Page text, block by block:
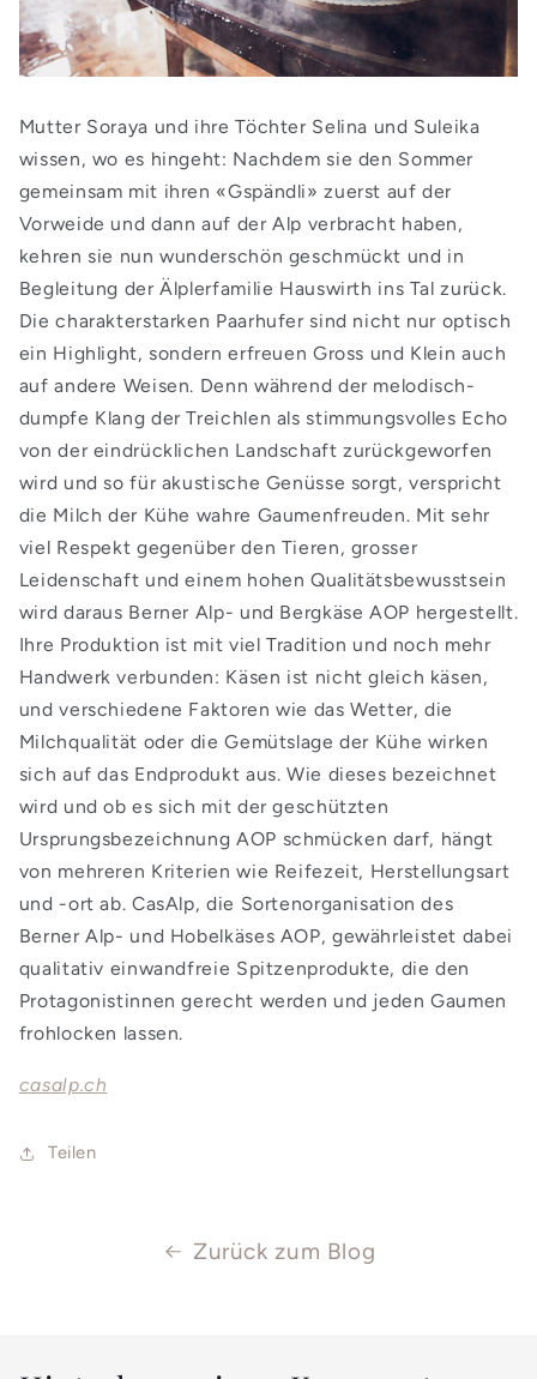
Mutter Soraya und ihre Töchter Selina und Suleika
wissen, wo es hingeht: Nachdem sie den Sommer
gemeinsam mit ihren «Gspändli» zuerst auf der
Vorweide und dann auf der Alp verbracht haben,
kehren sie nun wunderschön geschmückt und in
Begleitung der Älplerfamilie Hauswirth ins Tal zurück.
Die charakterstarken Paarhufer sind nicht nur optisch
ein Highlight, sondern erfreuen Gross und Klein auch
auf andere Weisen. Denn während der melodisch-
dumpfe Klang der Treichlen als stimmungsvolles Echo
von der eindrücklichen Landschaft zurückgeworfen
wird und so für akustische Genüsse sorgt, verspricht
die Milch der Kühe wahre Gaumenfreuden. Mit sehr
viel Respekt gegenüber den Tieren, grosser
Leidenschaft und einem hohen Qualitätsbewusstsein
wird daraus Berner Alp- und Bergkäse AOP hergestellt.
Ihre Produktion ist mit viel Tradition und noch mehr
Handwerk verbunden: Käsen ist nicht gleich käsen,
und verschiedene Faktoren wie das Wetter, die
Milchqualität oder die Gemütslage der Kühe wirken
sich auf das Endprodukt aus. Wie dieses bezeichnet
wird und ob es sich mit der geschützten
Ursprungsbezeichnung AOP schmücken darf, hängt
von mehreren Kriterien wie Reifezeit, Herstellungsart
und -ort ab. CasAlp, die Sortenorganisation des
Berner Alp- und Hobelkäses AOP, gewährleistet dabei
qualitativ einwandfreie Spitzenprodukte, die den
Protagonistinnen gerecht werden und jeden Gaumen
frohlocken lassen.
casalp.ch
Teilen
Zurück zum Blog